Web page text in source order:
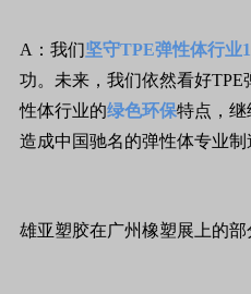
A：我们坚守TPE弹性体行业
功。未来，我们依然看好
性体行业的绿色环保特点，继
造成中国驰名的弹性体专业制
雄亚塑胶在广州橡塑展上的部